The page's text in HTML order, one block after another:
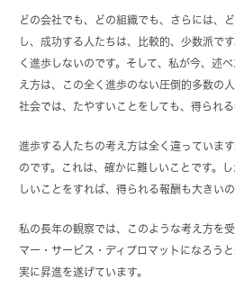
どの会社でも、どの組織でも、さらには、
し、成功する人たちは、比較的、少数派で
く進歩しないのです。そして、私が今、述
え方は、この全く進歩のない圧倒的多数の
社会では、たやすいことをしても、得られる
進歩する人たちの考え方は全く違っていま
のです。これは、確かに難しいことです。
しいことをすれば、得られる報酬も大きいの
私の長年の観察では、このような考え方を
マー・サービス・ディプロマットになろう
実に昇進を遂げています。